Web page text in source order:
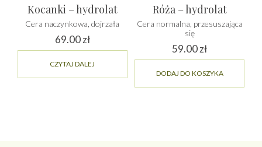
Kocanki – hydrolat
Cera naczynkowa, dojrzała
69.00zł
CZYTAJ DALEJ
Róża – hydrolat
Cera normalna, przesuszająca
się
59.00zł
DODAJ DO KOSZYKA